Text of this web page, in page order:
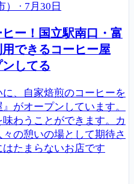
· 7月30日
ヒー！国立駅南口・富
できるコーヒー屋
ンしてる
、自家焙煎のコーヒーを
がオープンしています。
わうことができます。カ
の憩いの場として期待さ
たまらないお店です